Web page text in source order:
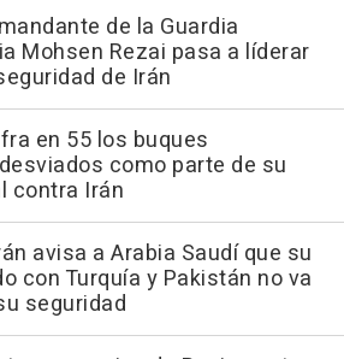
de la Guardia
Mohsen Rezai pasa a líderar
de Irán
en 55 los buques
como parte de su
contra Irán
avisa a Arabia Saudí que su
con Turquía y Pakistán no va
seguridad